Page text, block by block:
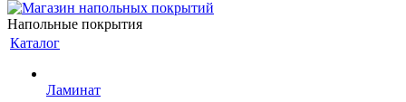
Напольные покрытия
Каталог
Ламинат